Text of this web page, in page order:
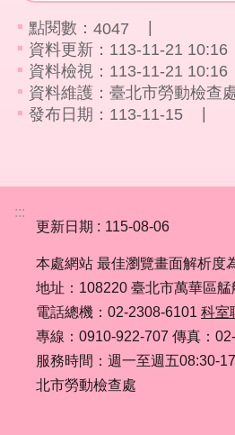
們
隱
私
權
政
政
府
網
站
資
料
點閱數： 4047
資料更新：113-11-21 10:16
資料檢視：113-11-21 10:16
資料維護：臺北市勞動檢查
發布日期：113-11-15
:::
更新日期
115-08-06
本處網站 最佳瀏覽畫面解析度
地址：108220 臺北市萬華區
電話總機：02-2308-6101 科室
專線：0910-922-707 傳真：
服務時間：週一至週五08:30-
北市勞動檢查處